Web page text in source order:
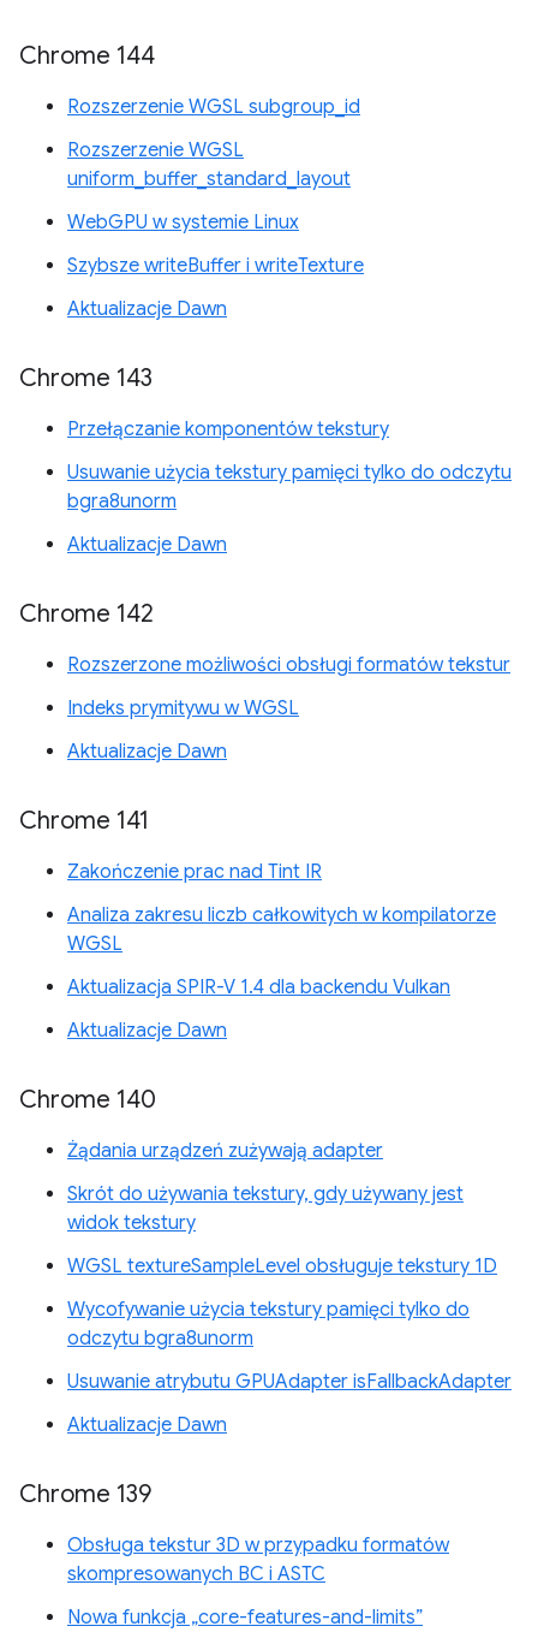
Chrome 144
Rozszerzenie WGSL subgroup_id
Rozszerzenie WGSL
uniform_buffer_standard_layout
WebGPU w systemie Linux
Szybsze writeBuffer i writeTexture
Aktualizacje Dawn
Chrome 143
Przełączanie komponentów tekstury
Usuwanie użycia tekstury pamięci tylko do odczytu
bgra8unorm
Aktualizacje Dawn
Chrome 142
Rozszerzone możliwości obsługi formatów tekstur
Indeks prymitywu w WGSL
Aktualizacje Dawn
Chrome 141
Zakończenie prac nad Tint IR
Analiza zakresu liczb całkowitych w kompilatorze
WGSL
Aktualizacja SPIR-V 1.4 dla backendu Vulkan
Aktualizacje Dawn
Chrome 140
Żądania urządzeń zużywają adapter
Skrót do używania tekstury, gdy używany jest
widok tekstury
WGSL textureSampleLevel obsługuje tekstury 1D
Wycofywanie użycia tekstury pamięci tylko do
odczytu bgra8unorm
Usuwanie atrybutu GPUAdapter isFallbackAdapter
Aktualizacje Dawn
Chrome 139
Obsługa tekstur 3D w przypadku formatów
skompresowanych BC i ASTC
Nowa funkcja „core-features-and-limits”